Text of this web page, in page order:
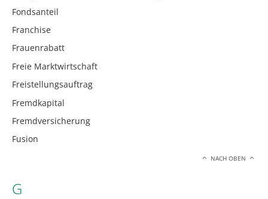
Fondsanteil
Franchise
Frauenrabatt
Freie Marktwirtschaft
Freistellungsauftrag
Fremdkapital
Fremdversicherung
Fusion
NACH OBEN
G